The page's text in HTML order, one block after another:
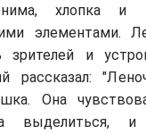
хлопка и
элементами.
зрителей и
рассказал:
Она
выделиться, и